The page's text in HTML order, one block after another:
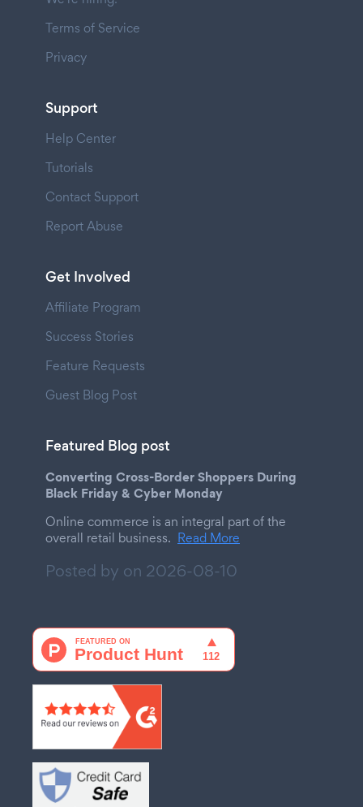
Terms of Service
Privacy
Support
Help Center
Tutorials
Contact Support
Report Abuse
Get Involved
Affiliate Program
Success Stories
Feature Requests
Guest Blog Post
Featured Blog post
Converting Cross-Border Shoppers During
Black Friday & Cyber Monday
Online commerce is an integral part of the
overall retail business. Read More
Posted by on 2026-08-10